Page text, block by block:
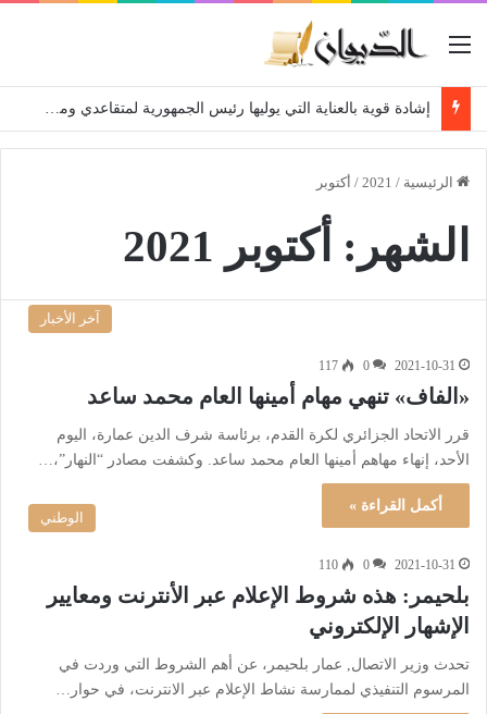
القائمة
إشادة قوية بالعناية التي يوليها رئيس الجمهورية لمتقاعدي ومعطوبي وكبار جرحى الجيش الوطني الشعبي
الرئيسية /
2021
/ أكتوبر
الشهر: أكتوبر 2021
آخر الأخبار
2021-10-31
0
117
«الفاف» تنهي مهام أمينها العام محمد ساعد
قرر الاتحاد الجزائري لكرة القدم، برئاسة شرف الدين عمارة، اليوم
الأحد، إنهاء مهاهم أمينها العام محمد ساعد. وكشفت مصادر “النهار”،…
أكمل القراءة »
الوطني
2021-10-31
0
110
بلحيمر: هذه شروط الإعلام عبر الأنترنت ومعايير
الإشهار الإلكتروني
تحدث وزير الاتصال, عمار بلحيمر، عن أهم الشروط التي وردت في
المرسوم التنفيذي لممارسة نشاط الإعلام عبر الانترنت، في حوار…